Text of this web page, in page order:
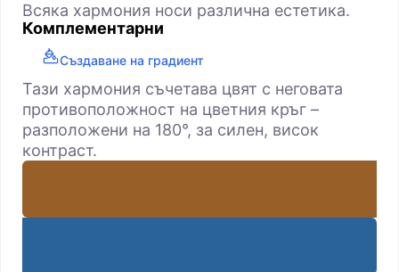
Всяка хармония носи различна естетика.
Комплементарни
Създаване на градиент
Тази хармония съчетава цвят с неговата
противоположност на цветния кръг –
разположени на 180°, за силен, висок
контраст.